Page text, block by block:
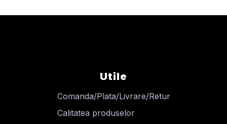
Utile
Comanda/Plata/Livrare/Retur
Calitatea produselor